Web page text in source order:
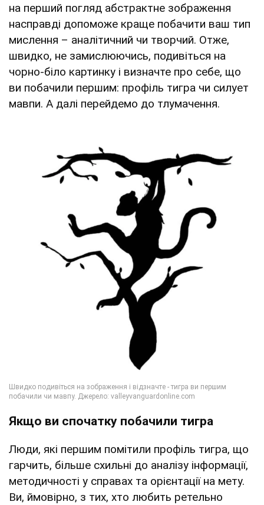
на перший погляд абстрактне зображення
насправді допоможе краще побачити ваш тип
мислення – аналітичний чи творчий. Отже,
швидко, не замислюючись, подивіться на
чорно-біло картинку і визначте про себе, що
ви побачили першим: профіль тигра чи силует
мавпи. А далі перейдемо до тлумачення.
Якщо ви спочатку побачили тигра
Люди, які першим помітили профіль тигра, що
гарчить, більше схильні до аналізу інформації,
методичності у справах та орієнтації на мету.
Ви, ймовірно, з тих, хто любить ретельно